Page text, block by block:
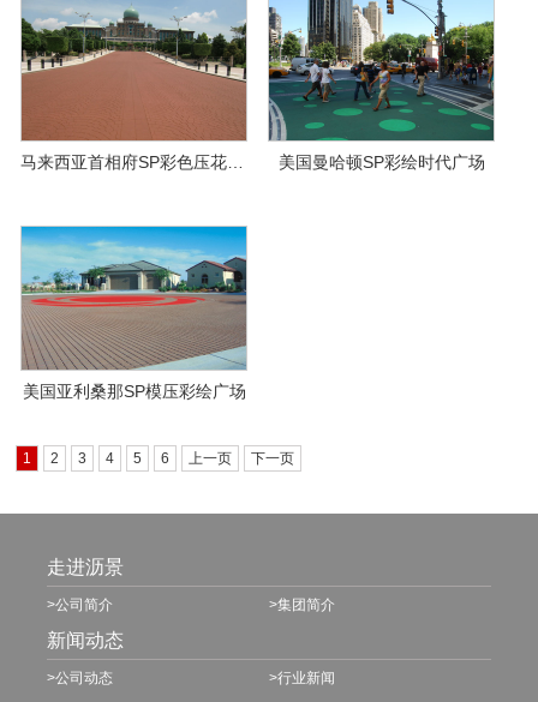
美国曼哈顿SP彩绘时代广场
美国亚利桑那SP模压彩绘广场
1 2 3 4 5 6 上一页 下一页
走进沥景
>公司简介 >集团简介
新闻动态
>公司动态 >行业新闻